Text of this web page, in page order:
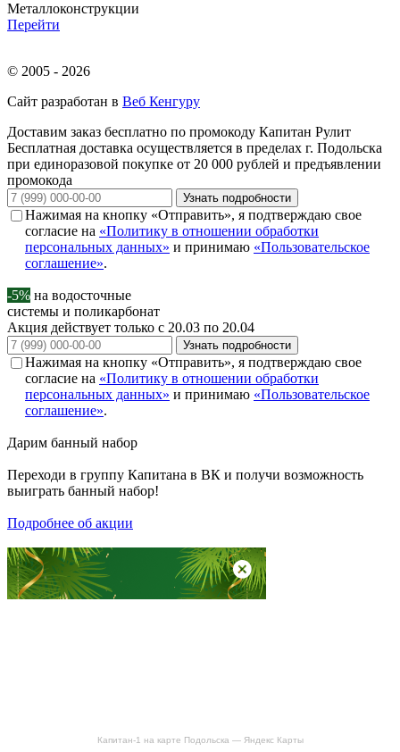
Капитан-1 на карте Подольска — Яндекс Карты
Металлоконструкции
Перейти
© 2005 - 2026
Сайт разработан в Веб Кенгуру
Доставим заказ бесплатно по промокоду Капитан Рулит
Бесплатная доставка осуществляется в пределах г. Подольска
при единоразовой покупке от 20 000 рублей и предъявлении
промокода
Узнать подробности
Нажимая на кнопку «Отправить», я подтверждаю свое
согласие на «Политику в отношении обработки
персональных данных» и принимаю «Пользовательское
соглашение».
-5% на водосточные
системы и поликарбонат
Акция действует только с 20.03 по 20.04
Узнать подробности
Нажимая на кнопку «Отправить», я подтверждаю свое
согласие на «Политику в отношении обработки
персональных данных» и принимаю «Пользовательское
соглашение».
Дарим банный набор
Переходи в группу Капитана в ВК и получи возможность
выиграть банный набор!
Подробнее об акции